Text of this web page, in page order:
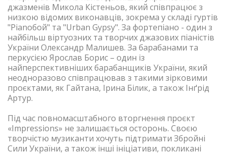
джазменів Микола Кістеньов, який співпрацює з
низкою відомих виконавців, зокрема у складі гуртів
"Pianoбой" та "Urban Gypsy". За фортепіано - один з
найбільш віртуозних та творчих джазових піаністів
України Олександр Малишев. За барабанами та
перкусією Ярослав Борис – один із
найперспективніших барабанщиків України, який
неодноразово співпрацював з такими зірковими
проєктами, як Гайтана, Ірина Білик, а також Інґрід
Артур.
Під час повномасштабного вторгнення проєкт
«Impressions» не залишається осторонь. Своєю
творчістю музиканти хочуть підтримати Збройні
Сили України, а також інші ініціативи, покликані